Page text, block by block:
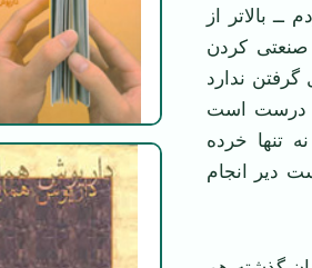
بالاتر از
صنعتی کردن
گرفتن ندارد
درست است
تنها خرده
دير انجام